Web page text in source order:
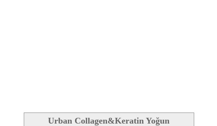
Urban Collagen&Keratin Yoğun